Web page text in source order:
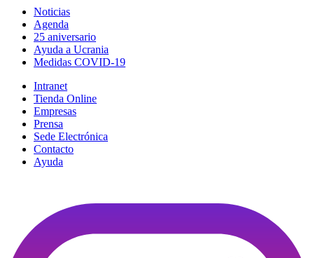
Noticias
Agenda
25 aniversario
Ayuda a Ucrania
Medidas COVID-19
Intranet
Tienda Online
Empresas
Prensa
Sede Electrónica
Contacto
Ayuda